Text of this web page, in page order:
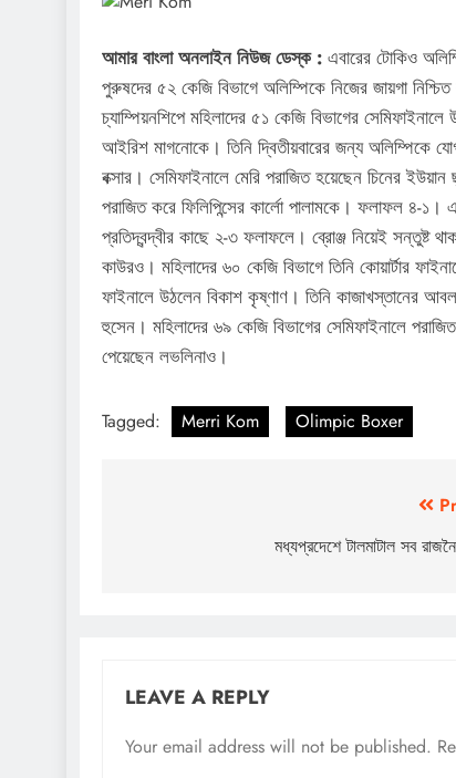
আমার বাংলা অনলাইন নিউজ ডেস্ক : এবারের টোকিও
পুরুষদের ৫২ কেজি বিভাগে অলিম্পিকে নিজের জায়গা
চ্যাম্পিয়নশিপে মহিলাদের ৫১ কেজি বিভাগের
আইরিশ মাগনোকে। তিনি দ্বিতীয়বারের জন্য অলিম্পিকে
বক্সার। সেমিফাইনালে মেরি পরাজিত হয়েছেন চিনের
পরাজিত করে ফিলিপিন্সের কার্লো পালামকে। ফলাফল ৪-১।
প্রতিদ্বন্দ্বীর কাছে ২-৩ ফলাফলে। ব্রোঞ্জ নিয়েই
কাউরও। মহিলাদের ৬০ কেজি বিভাগে তিনি কোয়ার্টার
ফাইনালে উঠলেন বিকাশ কৃষ্ণাণ। তিনি কাজাখস্তানের
হুসেন। মহিলাদের ৬৯ কেজি বিভাগের সেমিফাইনালে
পেয়েছেন লভলিনাও।
Tagged: Merri Kom Olimpic Boxer
মধ্যপ্রদেশে টালমাটাল সব
LEAVE A REPLY
Your email address will not be published.